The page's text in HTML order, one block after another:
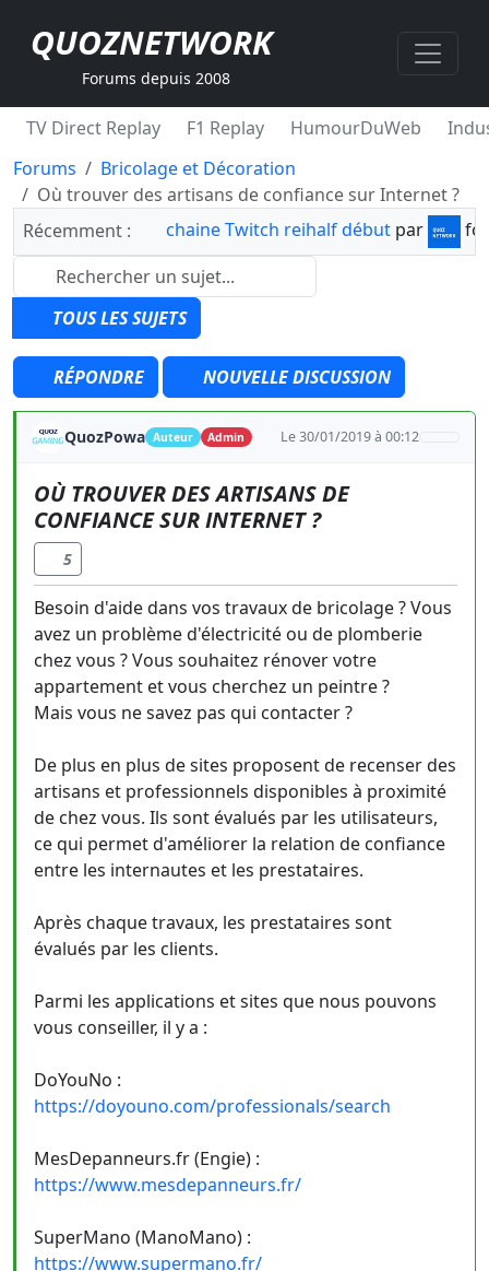
QUOZNETWORK
Forums depuis 2008
TV Direct Replay F1 Replay HumourDuWeb
Forums
Bricolage et Décoration
Où trouver des artisans de confiance sur Internet ?
Récemment :
chaine Twitch reihalf début par
TOUS LES SUJETS
RÉPONDRE NOUVELLE DISCUSSION
QuozPowa Auteur Admin Le 30/01/2019 à 00:12
OÙ TROUVER DES ARTISANS DE
CONFIANCE SUR INTERNET ?
5
Besoin d'aide dans vos travaux de bricolage ? Vous
avez un problème d'électricité ou de plomberie
chez vous ? Vous souhaitez rénover votre
appartement et vous cherchez un peintre ?
Mais vous ne savez pas qui contacter ?
De plus en plus de sites proposent de recenser des
artisans et professionnels disponibles à proximité
de chez vous. Ils sont évalués par les utilisateurs,
ce qui permet d'améliorer la relation de confiance
entre les internautes et les prestataires.
Après chaque travaux, les prestataires sont
évalués par les clients.
Parmi les applications et sites que nous pouvons
vous conseiller, il y a :
DoYouNo :
https://doyouno.com/professionals/search
MesDepanneurs.fr (Engie) :
https://www.mesdepanneurs.fr/
SuperMano (ManoMano) :
https://www.supermano.fr/